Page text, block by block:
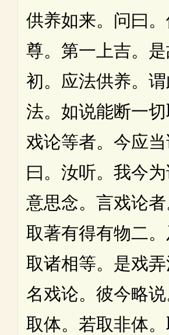
供养如来。问曰
尊。第一上吉。
初。应法供养。
法。如说能断一切
戏论等者。今应
曰。汝听。我今
意思念。言戏论
取著有得有物二
取诸相等。是戏
名戏论。彼今略
取体。若取非体